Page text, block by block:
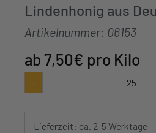
Lindenhonig aus
Artikelnummer: 06153
7,50€ pro Kilo
-
Lieferzeit: ca. 2-5 Werktage